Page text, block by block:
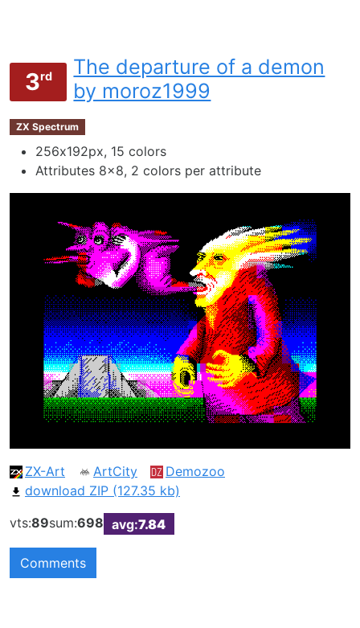
3rd
The departure of a demon
by moroz1999
ZX Spectrum
256х192px, 15 colors
Attributes 8x8, 2 colors per attribute
ZX-Art ArtCity
Demozoo
download ZIP (127.35 kb)
vts:89sum:698 avg:7.84
Comments